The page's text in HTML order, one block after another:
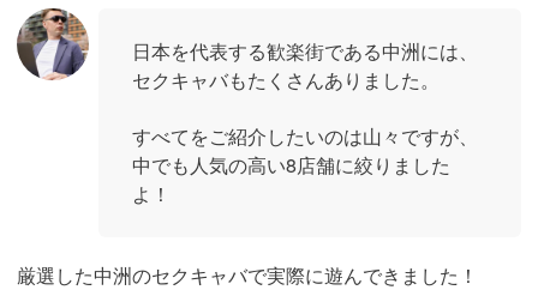
日本を代表する歓楽街である中洲には、
セクキャバもたくさんありました。
すべてをご紹介したいのは山々ですが、
中でも人気の高い8店舗に絞りました
よ！
厳選した中洲のセクキャバで実際に遊んできました！